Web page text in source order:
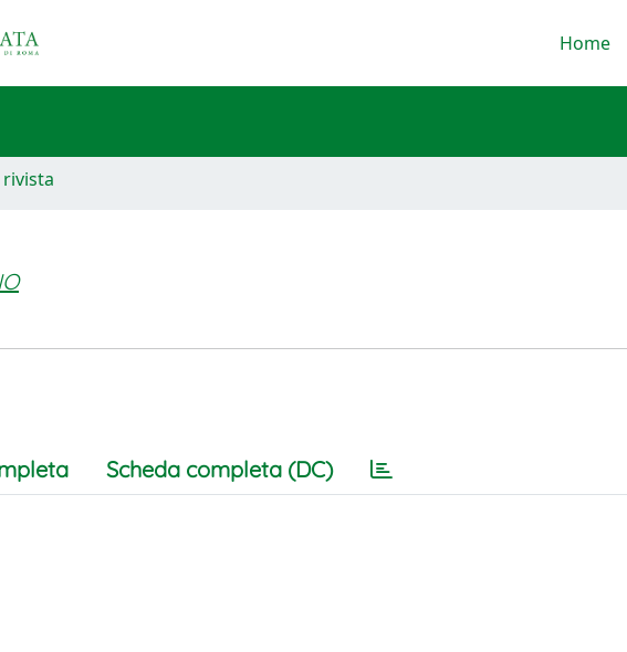
Home
Scheda completa (DC)